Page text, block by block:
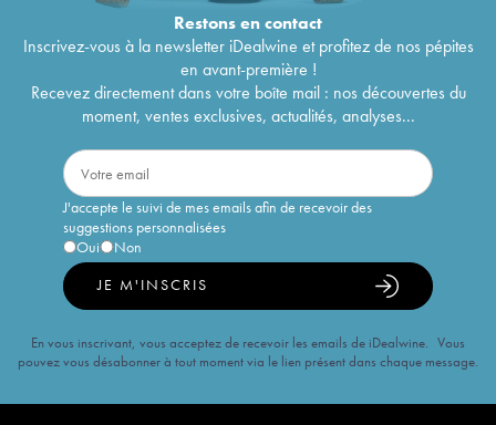
Restons encontact
Inscrivez-vous à la newsletter iDealwine et profitez de nos pépites
en avant-première !
Recevez directement dans votre boîte mail : nos découvertes du
moment, ventes exclusives, actualités, analyses...
J'accepte le suivi de mes emails afin de recevoir des
suggestions personnalisées
Oui
Non
JE M'INSCRIS
En vous inscrivant, vous acceptez de recevoir les emails de iDealwine. Vous
pouvez vous désabonner à tout moment via le lien présent dans chaque message.